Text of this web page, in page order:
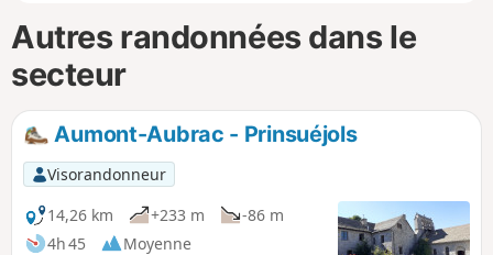
Autres randonnées dans le
secteur
Aumont-Aubrac - Prinsuéjols
Visorandonneur
14,26 km
+233 m
-86 m
4h 45
Moyenne